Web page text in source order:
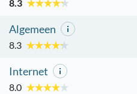
8.3
Algemeen
8.3
Internet
8.0